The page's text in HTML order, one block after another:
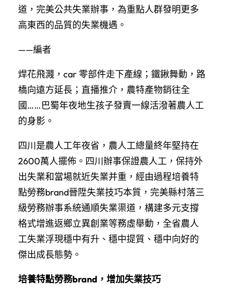
道，完美公共失業辦事，為重點人群發明更多
高東西的品質的失業機遇。
——編者
焊花飛濺，car 零部件走下產線；鐵鍬舞動，路
橋向遠方延長；直播推介，農特產物銷往全
國……巴蜀年夜地生孩子發賣一線活潑著農人工
的身影。
四川是農人工年夜省，農人工總量終年堅持在
2600萬人擺佈。四川辦事保證農人工，保持外
出失業和當場就近失業并重，經由過程培養特
點勞務brand晉陞失業技巧本質，完美縣村落三
級勞務辦事系統通順失業渠道，構建多元支撐
格式增進返鄉立異創業等務虛舉動，全省農人
工失業浮現穩中有升、穩中提質、穩中向好的
傑出成長態勢。
培養特點勞務brand，增加失業技巧